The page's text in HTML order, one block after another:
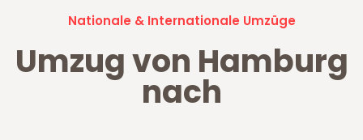
Nationale & Internationale Umzüge
Umzug von Hamburg
nach